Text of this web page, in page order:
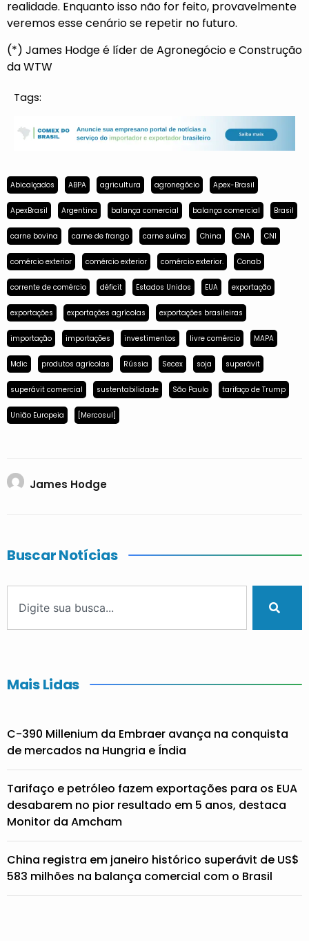
realidade. Enquanto isso não for feito, provavelmente
veremos esse cenário se repetir no futuro.
(*) James Hodge é líder de Agronegócio e Construção
da WTW
Tags:
Abicalçados ABPA agricultura agronegócio Apex-Brasil
ApexBrasil Argentina balança comercial balança comercial Brasil
carne bovina carne de frango carne suína China CNA CNI
comércio exterior comércio exterior comércio exterior. Conab
corrente de comércio déficit Estados Unidos EUA exportação
exportações exportações agrícolas exportações brasileiras
importação importações investimentos livre comércio MAPA
Mdic produtos agrícolas Rússia Secex soja superávit
superávit comercial sustentabilidade São Paulo tarifaço de Trump
União Europeia [Mercosul]
James Hodge
Buscar Notícias
Mais Lidas
C-390 Millenium da Embraer avança na conquista
de mercados na Hungria e Índia
Tarifaço e petróleo fazem exportações para os EUA
desabarem no pior resultado em 5 anos, destaca
Monitor da Amcham
China registra em janeiro histórico superávit de US$
583 milhões na balança comercial com o Brasil